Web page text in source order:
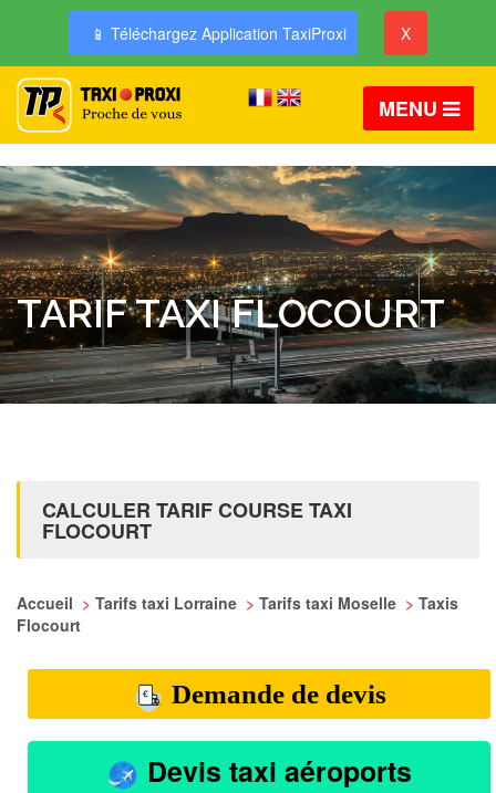
📱 Téléchargez Application TaxiProxi X
MENU
TARIF TAXI FLOCOURT
CALCULER TARIF COURSE TAXI
FLOCOURT
Accueil > Tarifs taxi Lorraine > Tarifs taxi Moselle > Taxis
Flocourt
Demande de devis
Devis taxi aéroports